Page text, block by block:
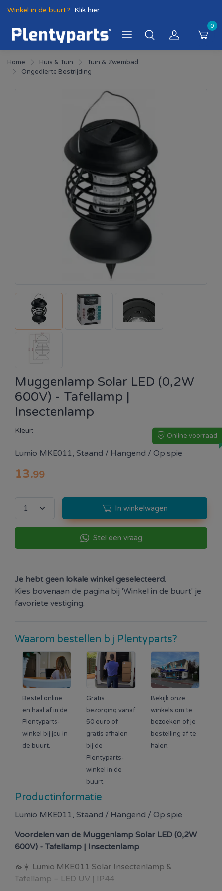
Winkel in de buurt? Klik hier
0
Home Huis & Tuin
Tuin & Zwembad
Ongedierte Bestrijding
Muggenlamp Solar LED (0,2W
600V) - Tafellamp |
Insectenlamp
Kleur:
Online voorraad
Lumio MKE011, Staand / Hangend / Op spie
13.99
In winkelwagen
Stel een vraag
Je hebt geen lokale winkel geselecteerd.
Kies bovenaan de pagina bij 'Winkel in de buurt' je
favoriete vestiging.
Waarom bestellen bij Plentyparts?
Bestel online
en haal af in de
Plentyparts-
winkel bij jou in
de buurt.
Gratis
bezorging vanaf
50 euro of
gratis afhalen
bij de
Plentyparts-
winkel in de
buurt.
Bekijk onze
winkels om te
bezoeken of je
bestelling af te
halen.
Productinformatie
Lumio MKE011, Staand / Hangend / Op spie
Voordelen van de Muggenlamp Solar LED (0,2W
600V) - Tafellamp | Insectenlamp
🦟☀️ Lumio MKE011 Solar Insectenlamp &
Tafellamp – LED UV | IP44